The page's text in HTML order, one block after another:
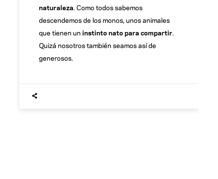
naturaleza. Como todos sabemos
descendemos de los monos, unos animales
que tienen un instinto nato para compartir.
Quizá nosotros también seamos así de
generosos.